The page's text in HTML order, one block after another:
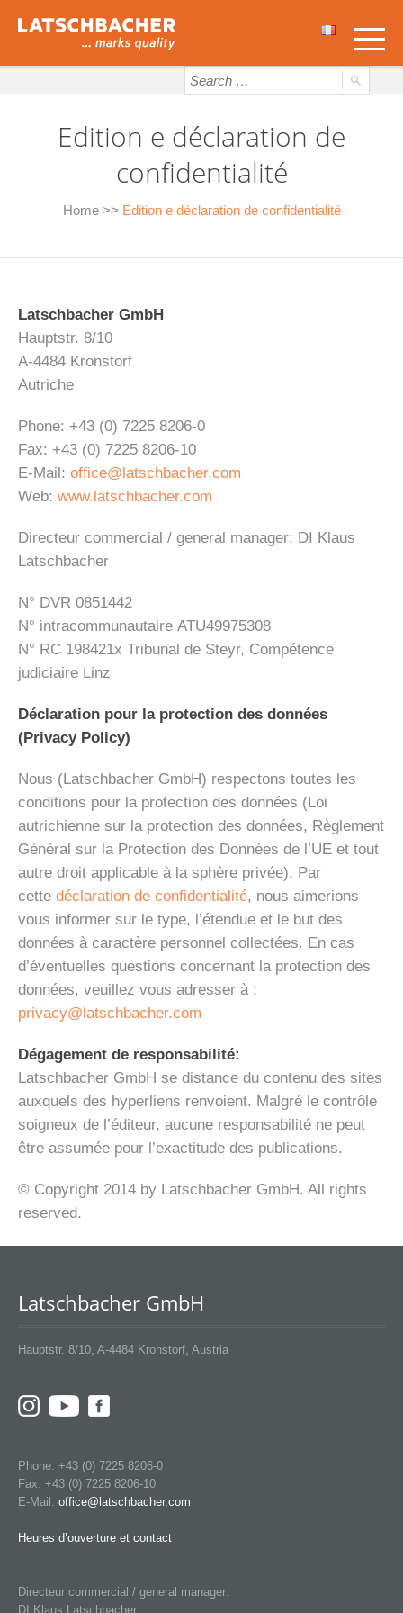
Edition e déclaration de
confidentialité
Home >> Edition e déclaration de confidentialité
Latschbacher GmbH
Hauptstr. 8/10
A-4484 Kronstorf
Autriche
Phone: +43 (0) 7225 8206-0
Fax: +43 (0) 7225 8206-10
E-Mail: office@latschbacher.com
Web: www.latschbacher.com
Directeur commercial / general manager: DI Klaus
Latschbacher
N° DVR 0851442
N° intracommunautaire ATU49975308
N° RC 198421x Tribunal de Steyr, Compétence
judiciaire Linz
Déclaration pour la protection des données
(Privacy Policy)
Nous (Latschbacher GmbH) respectons toutes les
conditions pour la protection des données (Loi
autrichienne sur la protection des données, Règlement
Général sur la Protection des Données de l’UE et tout
autre droit applicable à la sphère privée). Par
cette déclaration de confidentialité, nous aimerions
vous informer sur le type, l’étendue et le but des
données à caractère personnel collectées. En cas
d’éventuelles questions concernant la protection des
données, veuillez vous adresser à :
privacy@latschbacher.com
Dégagement de responsabilité:
Latschbacher GmbH se distance du contenu des sites
auxquels des hyperliens renvoient. Malgré le contrôle
soigneux de l’éditeur, aucune responsabilité ne peut
être assumée pour l’exactitude des publications.
© Copyright 2014 by Latschbacher GmbH. All rights
reserved.
Latschbacher GmbH
Hauptstr. 8/10, A-4484 Kronstorf, Austria
Phone: +43 (0) 7225 8206-0
Fax: +43 (0) 7225 8206-10
E-Mail: office@latschbacher.com
Heures d’ouverture et contact
Directeur commercial / general manager:
DI Klaus Latschbacher